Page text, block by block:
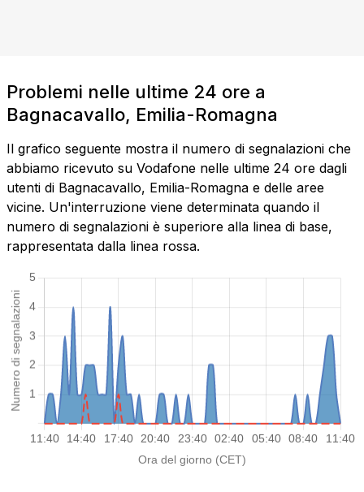
Problemi nelle ultime 24 ore a
Bagnacavallo, Emilia-Romagna
Il grafico seguente mostra il numero di segnalazioni che
abbiamo ricevuto su Vodafone nelle ultime 24 ore dagli
utenti di Bagnacavallo, Emilia-Romagna e delle aree
vicine. Un'interruzione viene determinata quando il
numero di segnalazioni è superiore alla linea di base,
rappresentata dalla linea rossa.